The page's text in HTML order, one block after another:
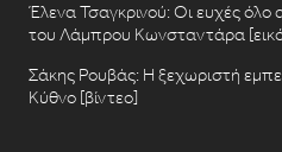
Έλενα Τσαγκρινού: Οι ευχές όλο
του Λάμπρου Κωνσταντάρα
Σάκης Ρουβάς: Η ξεχωριστή
Κύθνο [βίντεο]